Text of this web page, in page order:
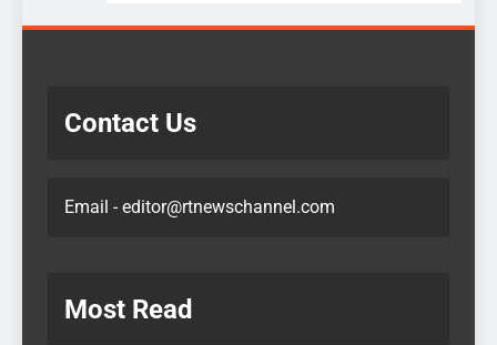
Contact Us
Email - editor@rtnewschannel.com
Most Read